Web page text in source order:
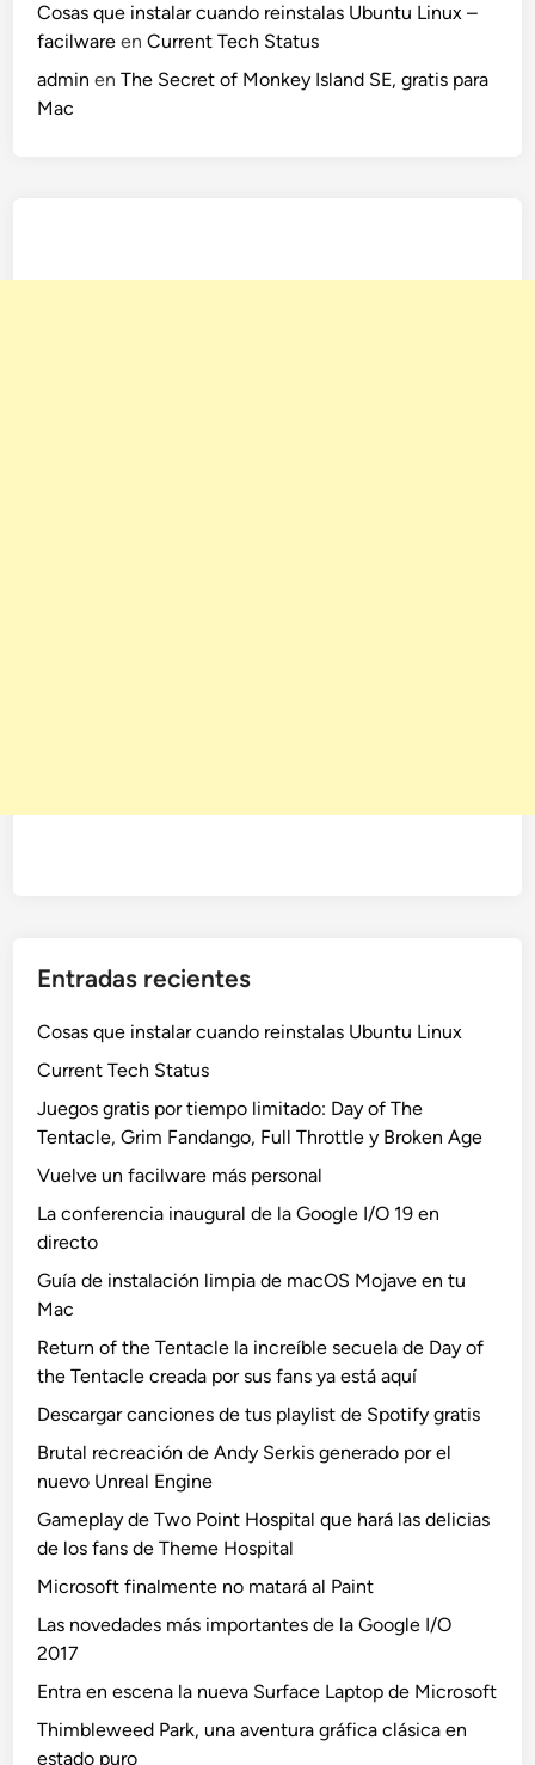
Cosas que instalar cuando reinstalas Ubuntu Linux –
facilware enCurrent Tech Status
admin enThe Secret of Monkey Island SE, gratis para
Mac
Entradas recientes
Cosas que instalar cuando reinstalas Ubuntu Linux
Current Tech Status
Juegos gratis por tiempo limitado: Day of The
Tentacle, Grim Fandango, Full Throttle y Broken Age
Vuelve un facilware más personal
La conferencia inaugural de la Google I/O 19 en
directo
Guía de instalación limpia de macOS Mojave en tu
Mac
Return of the Tentacle la increíble secuela de Day of
the Tentacle creada por sus fans ya está aquí
Descargar canciones de tus playlist de Spotify gratis
Brutal recreación de Andy Serkis generado por el
nuevo Unreal Engine
Gameplay de Two Point Hospital que hará las delicias
de los fans de Theme Hospital
Microsoft finalmente no matará al Paint
Las novedades más importantes de la Google I/O
2017
Entra en escena la nueva Surface Laptop de Microsoft
Thimbleweed Park, una aventura gráfica clásica en
estado puro